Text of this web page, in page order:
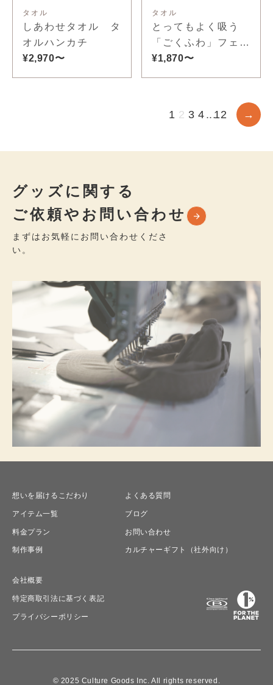
タオル
しあわせタオル タ
オルハンカチ
¥2,970〜
タオル
とってもよく吸う
「ごくふわ」フェイ
スタオル
¥1,870〜
1 2 3 4 ...12 →
グッズに関する
ご依頼やお問い合わせ
まずはお気軽にお問い合わせくださ
い。
想いを届けるこだわり
アイテム一覧
料金プラン
制作事例
よくある質問
ブログ
お問い合わせ
カルチャーギフト（社外向け）
会社概要
特定商取引法に基づく表記
プライバシーポリシー
© 2025 Culture Goods Inc. All rights reserved.